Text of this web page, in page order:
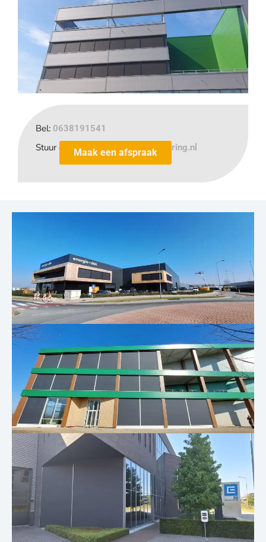
Bel: 0638191541
Stuur een e-mail info@brinkzonwering.nl
Maak een afspraak